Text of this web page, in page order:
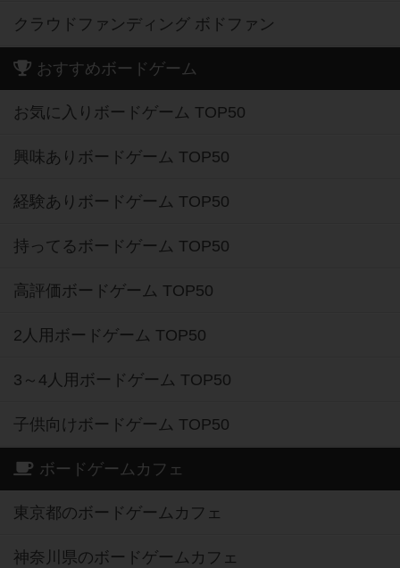
クラウドファンディング ボドファン
おすすめボードゲーム
お気に入りボードゲーム TOP50
興味ありボードゲーム TOP50
経験ありボードゲーム TOP50
持ってるボードゲーム TOP50
高評価ボードゲーム TOP50
2人用ボードゲーム TOP50
3～4人用ボードゲーム TOP50
子供向けボードゲーム TOP50
ボードゲームカフェ
東京都のボードゲームカフェ
神奈川県のボードゲームカフェ